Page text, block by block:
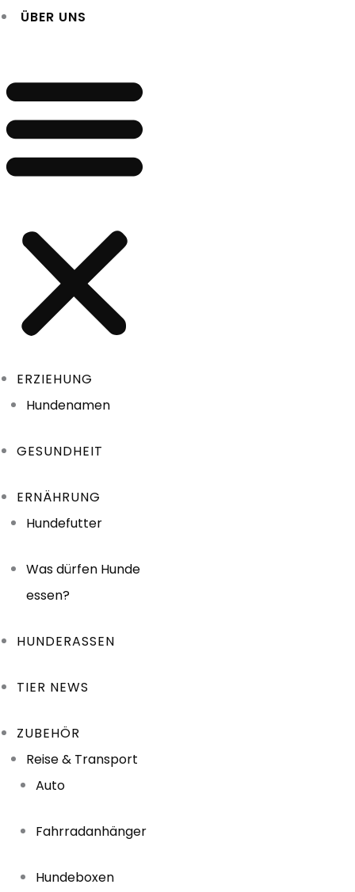
ÜBER UNS
ERZIEHUNG
Hundenamen
GESUNDHEIT
ERNÄHRUNG
Hundefutter
Was dürfen Hunde
essen?
HUNDERASSEN
TIER NEWS
ZUBEHÖR
Reise & Transport
Auto
Fahrradanhänger
Hundeboxen